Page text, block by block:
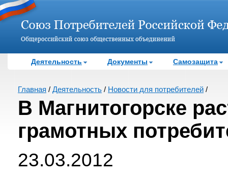
Деятельность Документы Самозащита
Главная / Деятельность / Новости для потребителей /
В Магнитогорске
грамотных
23.03.2012